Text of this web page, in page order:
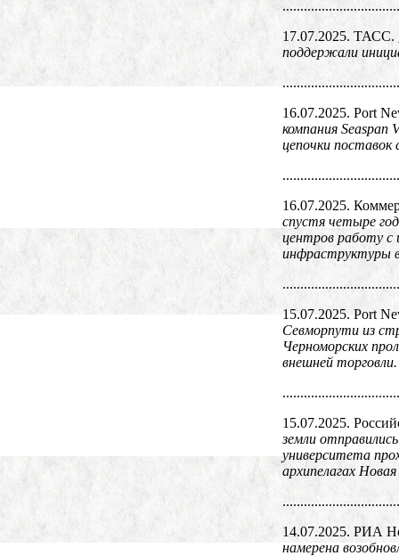
17.07.2025. ТАСС.
поддержали
16.07.2025. Port
компания Seaspan
цепочки поставок
16.07.2025.
спустя четыре
центров работу с
инфраструктуры
15.07.2025. Port
Севморпути из
Черноморских
внешней
15.07.2025.
земли
университета
архипелагах
14.07.2025. РИА
намерена